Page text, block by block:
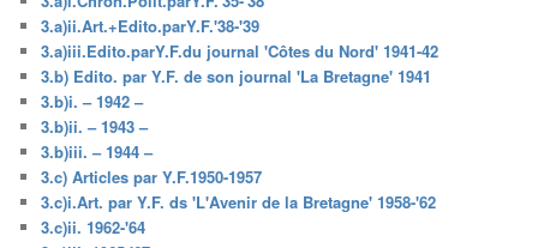
3.a)ii.Art.+Edito.parY.F.'38-'39
3.a)iii.Edito.parY.F.du journal 'Côtes du Nord' 1941-42
3.b) Edito. par Y.F. de son journal 'La Bretagne' 1941
3.b)i. – 1942 –
3.b)ii. – 1943 –
3.b)iii. – 1944 –
3.c) Articles par Y.F.1950-1957
3.c)i.Art. par Y.F. ds 'L'Avenir de la Bretagne' 1958-'62
3.c)ii. 1962-'64